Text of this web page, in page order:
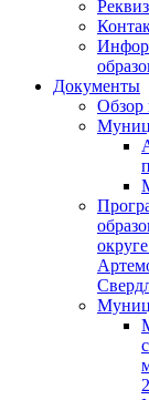
Документы
Обзор